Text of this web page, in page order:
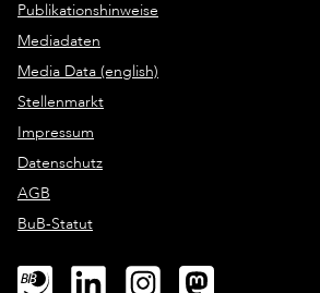
Publikationshinweise
Mediadaten
Media Data (english)
Stellenmarkt
Impressum
Datenschutz
AGB
BuB-Statut